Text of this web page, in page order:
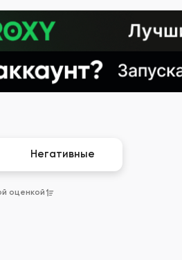
Негативные
оценкой